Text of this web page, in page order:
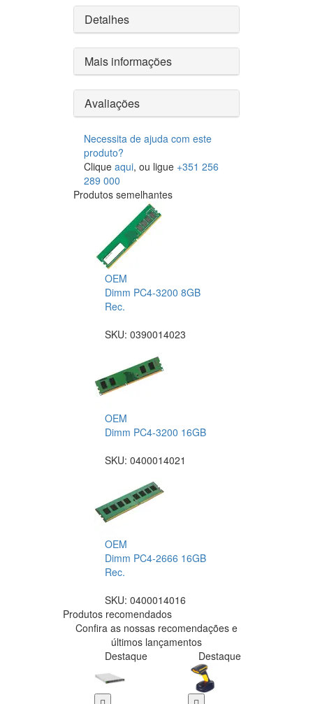
Detalhes
Mais informações
Avaliações
Necessita de ajuda com este
produto?
Clique aqui, ou ligue +351 256
289 000
Produtos semelhantes
OEM
Dimm PC4-3200 8GB
Rec.
SKU: 0390014023
OEM
Dimm PC4-3200 16GB
SKU: 0400014021
OEM
Dimm PC4-2666 16GB
Rec.
SKU: 0400014016
Produtos recomendados
Confira as nossas recomendações e
últimos lançamentos
Destaque
Destaque